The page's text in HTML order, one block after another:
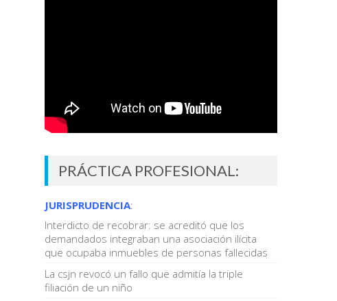
PRÁCTICA PROFESIONAL:
JURISPRUDENCIA:
Interdicto de recobrar: se acreditó que los
demandados integraban una asociación ilícita
que ocupaba inmuebles de personas fallecidas
La csjn revocó un fallo que admitía la triple
filiación de un niño